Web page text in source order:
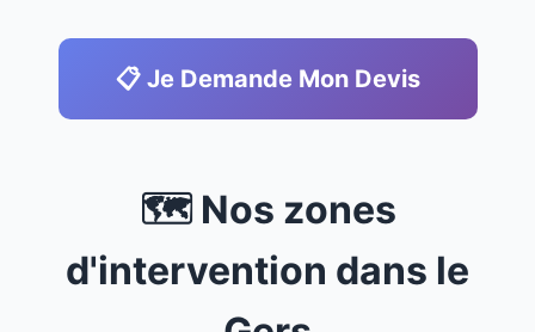
📋 Je Demande Mon Devis
🗺️ Nos zones
d'intervention dans le